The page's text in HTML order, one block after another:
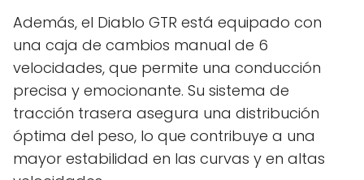
Además, el Diablo GTR está equipado con
una caja de cambios manual de 6
velocidades, que permite una conducción
precisa y emocionante. Su sistema de
tracción trasera asegura una distribución
óptima del peso, lo que contribuye a una
mayor estabilidad en las curvas y en altas